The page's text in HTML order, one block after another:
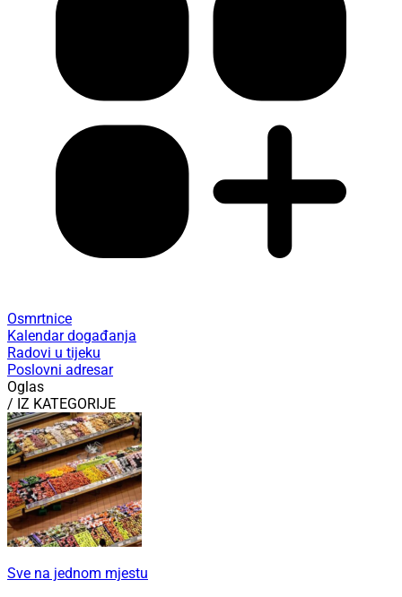
Osmrtnice
Kalendar događanja
Radovi u tijeku
Poslovni adresar
Oglas
/ IZ KATEGORIJE
Sve na jednom mjestu